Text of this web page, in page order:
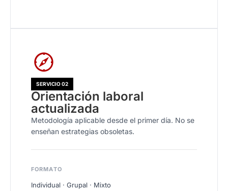
SERVICIO 02
Orientación laboral
actualizada
Metodología aplicable desde el primer día. No se
enseñan estrategias obsoletas.
FORMATO
Individual · Grupal · Mixto